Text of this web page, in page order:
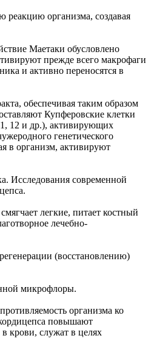
реакцию организма, создавая
Маетаки обусловлено
прежде всего макрофаги
и активно переносятся в
обеспечивая таким образом
Купферовские клетки
12 и др.), активирующих
генетического
в организм, активируют
Исследования современной
легкие, питает костный
лечебно-
(восстановлению)
микрофлоры.
организма ко
повышают
крови, служат в целях